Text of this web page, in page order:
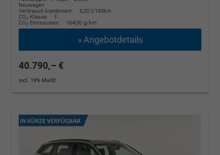
Neuwagen
Verbrauch kombiniert:
6,20 l/100km
CO2-Klasse:
F
CO2-Emissionen: 164,00 g/km
» Angebotdetails
40.790,– €
incl. 19% MwSt.